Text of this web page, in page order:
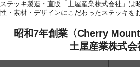
ステッキ製造・直販「土屋産業株式会社」は
性・素材・デザインにこだわったステッキを
昭和7年創業〈Cherry
土屋産業株式会